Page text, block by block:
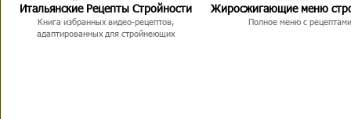
Итальянские Рецепты Стройности
Книга избранных видео-рецептов,
адаптированных для стройнеющих
Жиросжигающие меню
Полное меню с рецептами